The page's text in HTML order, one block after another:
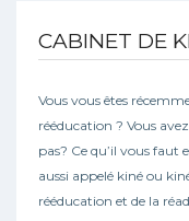
CABINET DE
Vous vous êtes
rééducation ? Vous
pas? Ce qu’il vous
aussi appelé kiné ou
rééducation et de la